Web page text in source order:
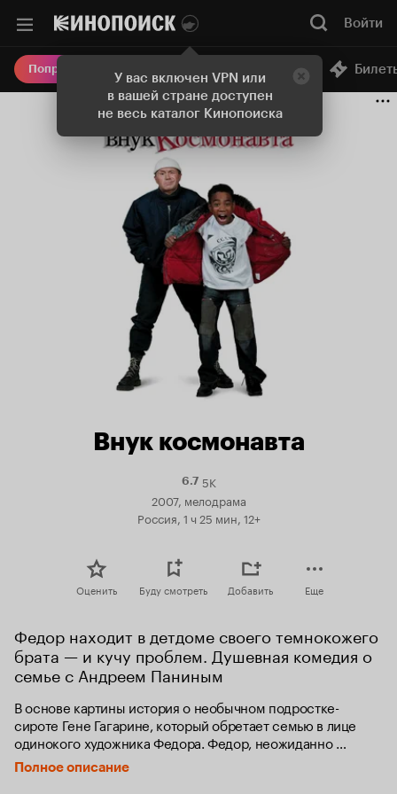
У вас включен VPN или
в вашей стране доступен
не весь каталог Кинопоиска
Войти
Попробовать Плюс Онлайн-кинотеатр
Внук космонавта
6.7Рейтинг
5K
2007, мелодрама
Россия, 1 ч 25 мин, 12+
Оценить Буду смотреть Добавить Еще
Федор находит в детдоме своего темнокожего
брата — и кучу проблем. Душевная комедия о
семье с Андреем Паниным
В основе картины история о необычном подростке-
сироте Гене Гагарине, который обретает семью в лице
одинокого художника Федора. Федор, неожиданно
узнающий о родном брате, много лет живущем в детском
доме, никак не ожидал увидеть темнокожего ребенка, с
Полное описание